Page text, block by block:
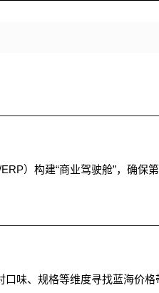
）构建“商业驾驶舱”，确保
口味、规格等维度寻找蓝海价格